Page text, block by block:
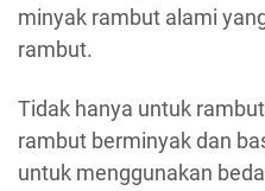
minyak rambut alami
rambut.
Tidak hanya untuk
rambut berminyak dan
untuk menggunakan